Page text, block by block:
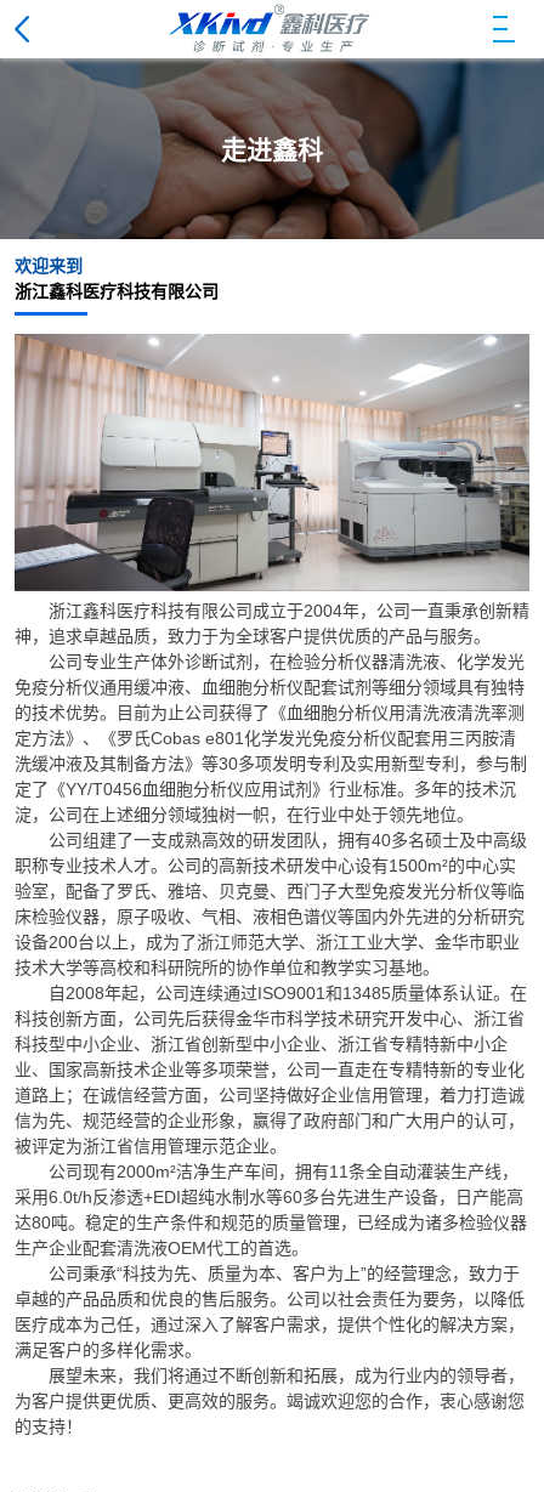
走进鑫科
欢迎来到
浙江鑫科医疗科技有限公司
浙江鑫科医疗科技有限公司成立于2004年，公司一直秉承创新精
神，追求卓越品质，致力于为全球客户提供优质的产品与服务。
公司专业生产体外诊断试剂，在检验分析仪器清洗液、化学发光
免疫分析仪通用缓冲液、血细胞分析仪配套试剂等细分领域具有独特
的技术优势。目前为止公司获得了《血细胞分析仪用清洗液清洗率测
定方法》、《罗氏Cobas e801化学发光免疫分析仪配套用三丙胺清
洗缓冲液及其制备方法》等30多项发明专利及实用新型专利，参与制
定了《YY/T0456血细胞分析仪应用试剂》行业标准。多年的技术沉
淀，公司在上述细分领域独树一帜，在行业中处于领先地位。
公司组建了一支成熟高效的研发团队，拥有40多名硕士及中高级
职称专业技术人才。公司的高新技术研发中心设有1500m²的中心实
验室，配备了罗氏、雅培、贝克曼、西门子大型免疫发光分析仪等临
床检验仪器，原子吸收、气相、液相色谱仪等国内外先进的分析研究
设备200台以上，成为了浙江师范大学、浙江工业大学、金华市职业
技术大学等高校和科研院所的协作单位和教学实习基地。
自2008年起，公司连续通过ISO9001和13485质量体系认证。在
科技创新方面，公司先后获得金华市科学技术研究开发中心、浙江省
科技型中小企业、浙江省创新型中小企业、浙江省专精特新中小企
业、国家高新技术企业等多项荣誉，公司一直走在专精特新的专业化
道路上；在诚信经营方面，公司坚持做好企业信用管理，着力打造诚
信为先、规范经营的企业形象，赢得了政府部门和广大用户的认可，
被评定为浙江省信用管理示范企业。
公司现有2000m²洁净生产车间，拥有11条全自动灌装生产线，
采用6.0t/h反渗透+EDI超纯水制水等60多台先进生产设备，日产能高
达80吨。稳定的生产条件和规范的质量管理，已经成为诸多检验仪器
生产企业配套清洗液OEM代工的首选。
公司秉承“科技为先、质量为本、客户为上”的经营理念，致力于
卓越的产品品质和优良的售后服务。公司以社会责任为要务，以降低
医疗成本为己任，通过深入了解客户需求，提供个性化的解决方案，
满足客户的多样化需求。
展望未来，我们将通过不断创新和拓展，成为行业内的领导者，
为客户提供更优质、更高效的服务。竭诚欢迎您的合作，衷心感谢您
的支持！